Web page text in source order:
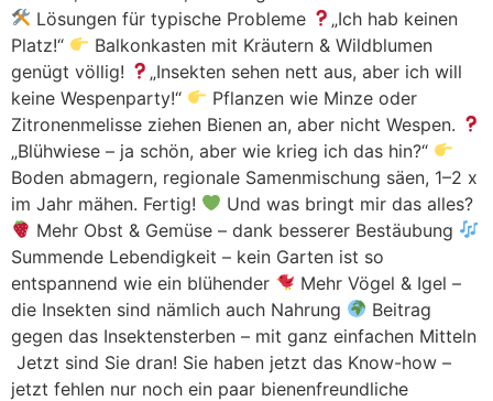
Lösungen für typische Probleme
„Ich hab keinen
Platz!“
Balkonkasten mit Kräutern & Wildblumen
genügt völlig!
„Insekten sehen nett aus, aber ich will
keine Wespenparty!“
Pflanzen wie Minze oder
Zitronenmelisse ziehen Bienen an, aber nicht Wespen.
„Blühwiese – ja schön, aber wie krieg ich das hin?“
Boden abmagern, regionale Samenmischung säen, 1–2 x
im Jahr mähen. Fertig!
Und was bringt mir das alles?
Mehr Obst & Gemüse – dank besserer Bestäubung
Summende Lebendigkeit – kein Garten ist so
entspannend wie ein blühender
Mehr Vögel & Igel –
die Insekten sind nämlich auch Nahrung
Beitrag
gegen das Insektensterben – mit ganz einfachen Mitteln
Jetzt sind Sie dran! Sie haben jetzt das Know-how –
jetzt fehlen nur noch ein paar bienenfreundliche